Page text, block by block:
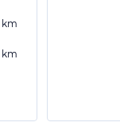
km
km